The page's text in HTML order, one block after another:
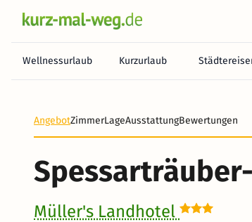
Wellnessurlaub Kurzurlaub
AngebotZimmerLageAusstattungBewertungen
Müller's Landhotel